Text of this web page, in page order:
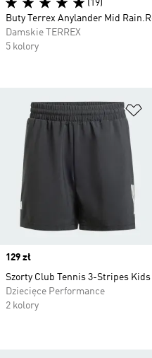
Price
129 zł
Szorty Club Tennis 3-Stripes Kids
Dziecięce Performance
2 kolory
(19)
Buty Terrex Anylander Mid
Damskie TERREX
5 kolory